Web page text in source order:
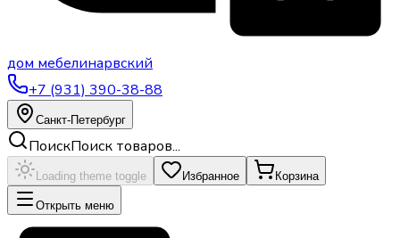
дом мебелинарвский
+7 (931) 390-38-88
Санкт-Петербург
ПоискПоиск товаров...
Loading theme toggle Избранное Корзина
Открыть меню